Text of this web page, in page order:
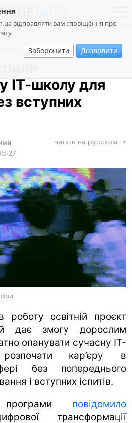
відправляти вам сповіщення про
Заборонити Дозволити
суспільство
події
кримінал
харків
архів
gambling
ІТ-школу для
вступних
читать на русском →
роботу освітній проєкт
дає змогу дорослим
опанувати сучасну ІТ-
кар’єру в
без попереднього
і вступних іспитів.
повідомило
трансформації